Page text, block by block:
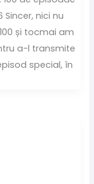
Sincer, nici nu
și tocmai am
a-l transmite
special, în